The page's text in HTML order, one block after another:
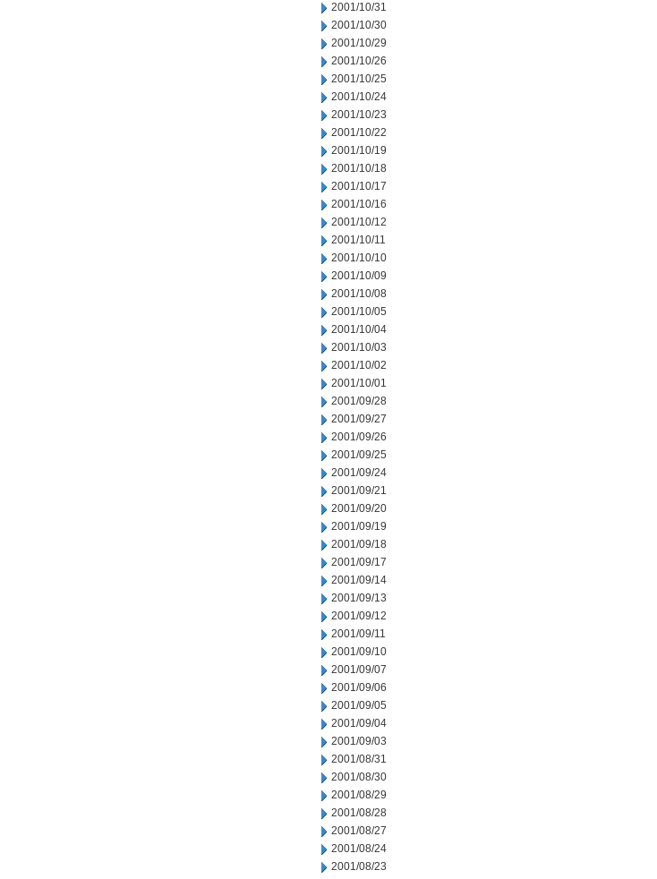
2001/10/31
2001/10/30
2001/10/29
2001/10/26
2001/10/25
2001/10/24
2001/10/23
2001/10/22
2001/10/19
2001/10/18
2001/10/17
2001/10/16
2001/10/12
2001/10/11
2001/10/10
2001/10/09
2001/10/08
2001/10/05
2001/10/04
2001/10/03
2001/10/02
2001/10/01
2001/09/28
2001/09/27
2001/09/26
2001/09/25
2001/09/24
2001/09/21
2001/09/20
2001/09/19
2001/09/18
2001/09/17
2001/09/14
2001/09/13
2001/09/12
2001/09/11
2001/09/10
2001/09/07
2001/09/06
2001/09/05
2001/09/04
2001/09/03
2001/08/31
2001/08/30
2001/08/29
2001/08/28
2001/08/27
2001/08/24
2001/08/23